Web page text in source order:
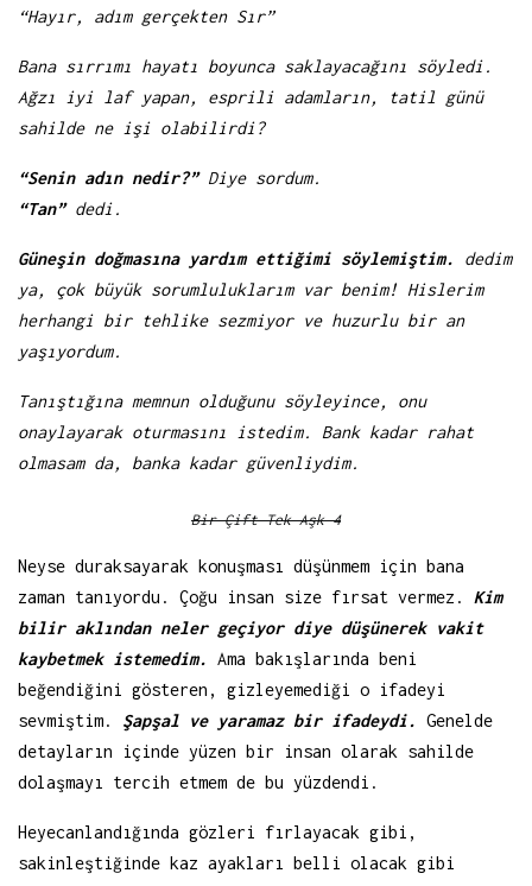
“Hayır, adım gerçekten Sır”
Bana sırrımı hayatı boyunca saklayacağını söyledi.
Ağzı iyi laf yapan, esprili adamların, tatil günü
sahilde ne işi olabilirdi?
“Senin adın nedir?”Diye sordum.
“Tan”dedi.
Güneşin doğmasına yardım ettiğimi söylemiştim.
dedim
ya, çok büyük sorumluluklarım var benim! Hislerim
herhangi bir tehlike sezmiyor ve huzurlu bir an
yaşıyordum.
Tanıştığına memnun olduğunu söyleyince, onu
onaylayarak oturmasını istedim. Bank kadar rahat
olmasam da, banka kadar güvenliydim.
Bir Çift Tek Aşk 4
Neyse duraksayarak konuşması düşünmem için bana
zaman tanıyordu. Çoğu insan size fırsat vermez. Kim
bilir aklından neler geçiyor diye düşünerek vakit
kaybetmek istemedim. Ama bakışlarında beni
beğendiğini gösteren, gizleyemediği o ifadeyi
sevmiştim. Şapşal ve yaramaz bir ifadeydi. Genelde
detayların içinde yüzen bir insan olarak sahilde
dolaşmayı tercih etmem de bu yüzdendi.
Heyecanlandığında gözleri fırlayacak gibi,
sakinleştiğinde kaz ayakları belli olacak gibi